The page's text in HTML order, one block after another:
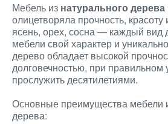
Мебель из натурального дерева
олицетворяла прочность, красоту
ясень, орех, сосна — каждый вид
мебели свой характер и
дерево обладает высокой
долговечностью, при правильном
прослужить десятилетиями.
Основные преимущества мебели
дерева: